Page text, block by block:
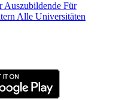
Auszubildende Für
Alle Universitäten